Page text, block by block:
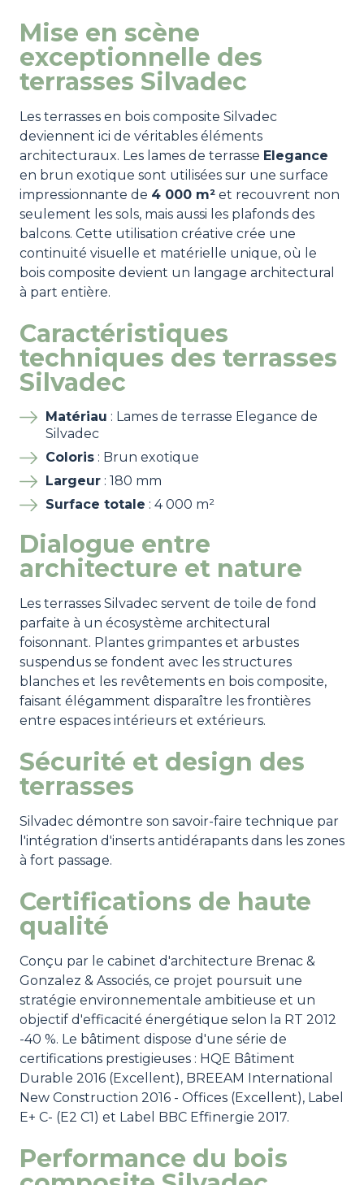
Mise en scène
exceptionnelle des
terrasses Silvadec
Les terrasses en bois composite Silvadec
deviennent ici de véritables éléments
architecturaux. Les lames de terrasse Elegance
en brun exotique sont utilisées sur une surface
impressionnante de 4 000 m² et recouvrent non
seulement les sols, mais aussi les plafonds des
balcons. Cette utilisation créative crée une
continuité visuelle et matérielle unique, où le
bois composite devient un langage architectural
à part entière.
Caractéristiques
techniques des terrasses
Silvadec
Matériau : Lames de terrasse Elegance de
Silvadec
Coloris : Brun exotique
Largeur : 180 mm
Surface totale : 4 000 m²
Dialogue entre
architecture et nature
Les terrasses Silvadec servent de toile de fond
parfaite à un écosystème architectural
foisonnant. Plantes grimpantes et arbustes
suspendus se fondent avec les structures
blanches et les revêtements en bois composite,
faisant élégamment disparaître les frontières
entre espaces intérieurs et extérieurs.
Sécurité et design des
terrasses
Silvadec démontre son savoir-faire technique par
l'intégration d'inserts antidérapants dans les zones
à fort passage.
Certifications de haute
qualité
Conçu par le cabinet d'architecture Brenac &
Gonzalez & Associés, ce projet poursuit une
stratégie environnementale ambitieuse et un
objectif d'efficacité énergétique selon la RT 2012
-40 %. Le bâtiment dispose d'une série de
certifications prestigieuses : HQE Bâtiment
Durable 2016 (Excellent), BREEAM International
New Construction 2016 - Offices (Excellent), Label
E+ C- (E2 C1) et Label BBC Effinergie 2017.
Performance du bois